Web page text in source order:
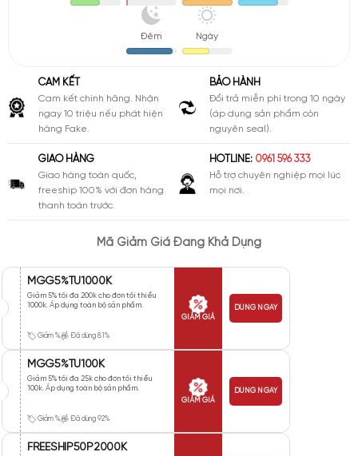
Đêm Ngày
CAM KẾT
Cam kết chính hãng. Nhận
ngay 10 triệu nếu phát hiện
hàng Fake.
BẢO HÀNH
Đổi trả miễn phí trong 10 ngày
(áp dụng sản phẩm còn
nguyên seal).
GIAO HÀNG
Giao hàng toàn quốc,
freeship 100% với đơn hàng
thanh toán trước.
HOTLINE: 0961 596 333
Hỗ trợ chuyên nghiệp mọi lúc
mọi nơi.
Mã Giảm Giá Đang Khả Dụng
MGG5%TU1000K
Giảm 5% tối đa 200k cho đơn tối thiểu
1000k. Áp dụng toàn bộ sản phẩm.
Giảm % Đã dùng 81%
GIẢM GIÁ
DÙNG NGAY
MGG5%TU100K
Giảm 5% tối đa 25k cho đơn tối thiểu
100k. Áp dụng toàn bộ sản phẩm.
Giảm % Đã dùng 92%
GIẢM GIÁ
DÙNG NGAY
FREESHIP50P2000K